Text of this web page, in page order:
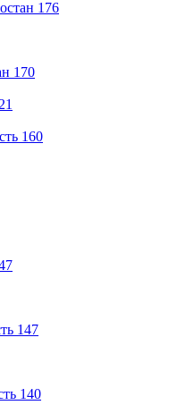
176
170
21
160
147
140